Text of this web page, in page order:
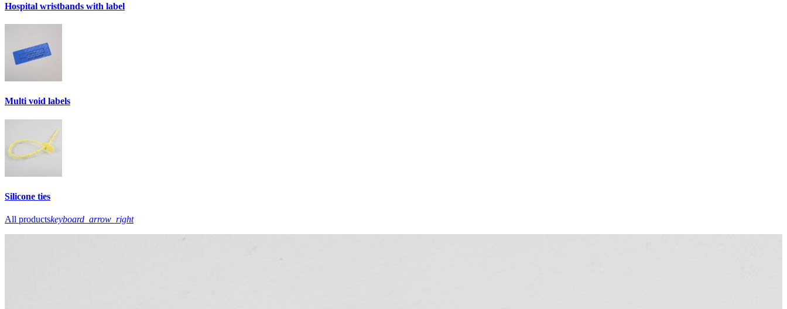
Hospital wristbands with label
Multi void labels
Silicone ties
All productskeyboard_arrow_right